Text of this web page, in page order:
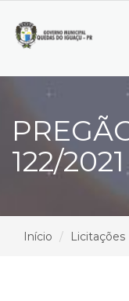
122/2021
Início Licitações